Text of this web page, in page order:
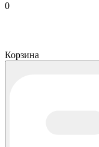
0
Корзина